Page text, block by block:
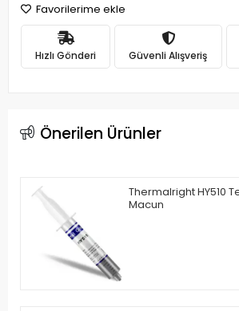
Favorilerime ekle
Hızlı Gönderi Güvenli Alışveriş
Önerilen Ürünler
Thermalright HY510
Macun